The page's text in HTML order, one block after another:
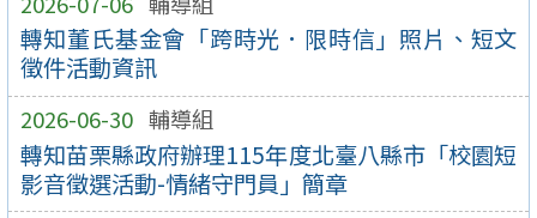
轉知董氏基金會「跨時光．限時信」照片、短文
徵件活動資訊
2026-06-30 輔導組
轉知苗栗縣政府辦理115年度北臺八縣市「校園短
影音徵選活動-情緒守門員」簡章